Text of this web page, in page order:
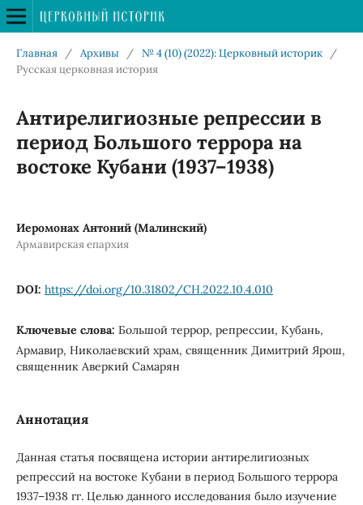
Главная / Архивы / № 4 (10) (2022): Церковный историк
/
Русская церковная история
Антирелигиозные репрессии в
период Большого террора на
востоке Кубани (1937–1938)
Иеромонах Антоний (Малинский)
Армавирская епархия
DOI: https://doi.org/10.31802/CH.2022.10.4.010
Ключевые слова: Большой террор, репрессии, Кубань,
Армавир, Николаевский храм, священник Димитрий Ярош,
священник Аверкий Самарян
Аннотация
Данная статья посвящена истории антирелигиозных
репрессий на востоке Кубани в период Большого террора
1937–1938 гг. Целью данного исследования было изучение